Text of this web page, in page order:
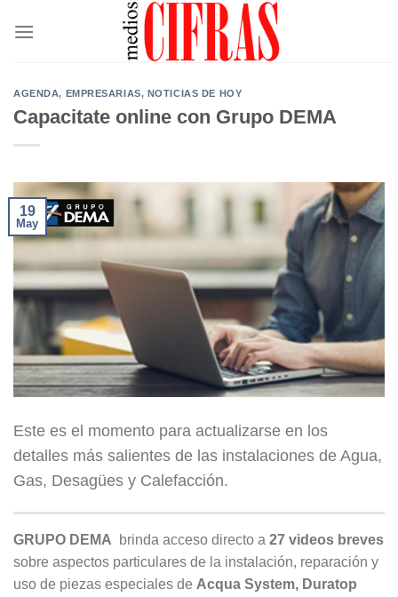
AGENDA, EMPRESARIAS, NOTICIAS DE HOY
Capacitate online con Grupo DEMA
19
May
Este es el momento para actualizarse en los
detalles más salientes de las instalaciones de Agua,
Gas, Desagües y Calefacción.
GRUPO DEMA brinda acceso directo a 27 videos breves
sobre aspectos particulares de la instalación, reparación y
uso de piezas especiales de Acqua System, Duratop